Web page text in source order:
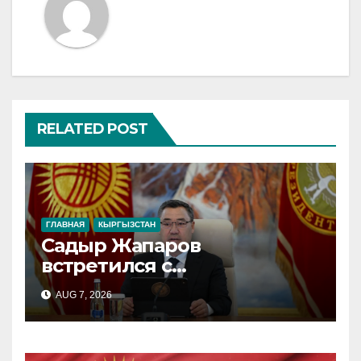
RELATED POST
ГЛАВНАЯ КЫРГЫЗСТАН
Садыр Жапаров
встретился с
руководителями регионов
России в Чолпон-Ате
AUG 7, 2026